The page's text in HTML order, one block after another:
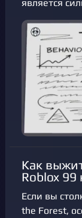
является
Как
Roblox 99
Если вы
the Forest,